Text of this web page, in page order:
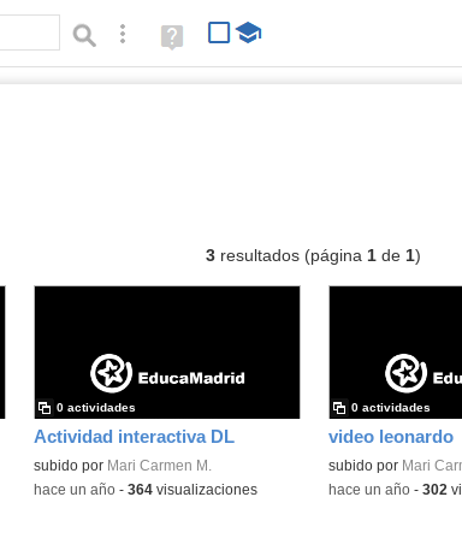
Búsqueda avanzada
Ayuda
(en
3resultados (página 1de 1)
Actividad interactiva DL
subido por Mari Carmen M.
0 actividades
-hace un año- 364visualizaciones
video leonardo
subido por Mari
0 actividades
-hace un año- 302